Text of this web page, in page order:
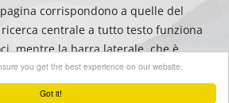
Got it!
you get the best experience on our website.
corrispondono a quelle del
ricerca centrale a tutto testo funziona
mentre la barra laterale, che è
può essere utilizzata per filtrare
i titoli.